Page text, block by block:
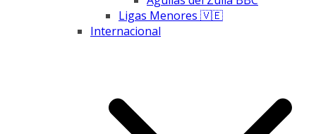
Ligas Menores 🇻🇪
Internacional